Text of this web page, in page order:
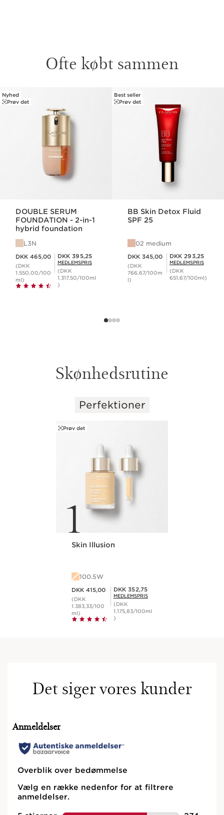
Ofte købt sammen
HOP TIL INDHOLD
Nyhed
Prøv det
DOUBLE SERUM
FOUNDATION - 2-in-1
hybrid foundation
L3N
DKK 465,00
(DKK
1.550,00/100
ml)
Medlemspris DKK 395,25
DKK 395,25
MEDLEMSPRIS
(DKK
1.317,50/100ml
)
Best seller
Prøv det
BB Skin Detox Fluid
SPF 25
02 medium
DKK 345,00
(DKK
766,67/100m
l)
Medlemspris DKK 293,25
DKK 293,25
MEDLEMSPRIS
(DKK
651,67/100ml)
Skønhedsrutine
Perfektioner
1
Prøv det
Skin Illusion
100.5W
DKK 415,00
(DKK
1.383,33/100
ml)
Medlemspris DKK 352,75
DKK 352,75
MEDLEMSPRIS
(DKK
1.175,83/100ml
)
Det siger vores kunder